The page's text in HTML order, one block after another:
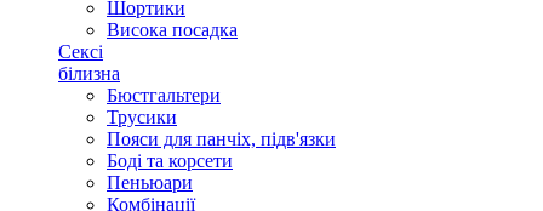
Шортики
Висока посадка
Сексі
білизна
Бюстгальтери
Трусики
Пояси для панчіх, підв'язки
Боді та корсети
Пеньюари
Комбінації